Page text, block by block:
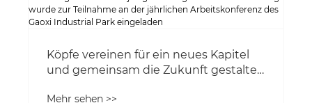
Köpfe vereinen für ein neues Kapitel
und gemeinsam die Zukunft gestalten
Mehr sehen >>